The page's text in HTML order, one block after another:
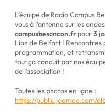
L’équipe de Radio Campus
vous à l’antenne sur les
campusbesancon.fr pour3
Lion de Belfort ! Rencontres
programmation, et
tout ça conduit par nos
de l’association !
Toutes les photos en ligne :
https://public.joomeo.com/